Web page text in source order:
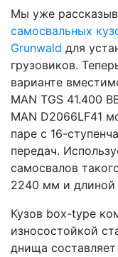
Мы уже
самосвальных
Grunwald для
грузовиков.
варианте
MAN TGS 41.400
MAN D2066LF41
паре с 16-
передач.
самосвалов
2240 мм и длиной
Кузов box-type
износостойкой
днища